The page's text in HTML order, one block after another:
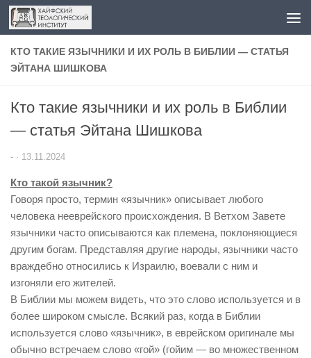
Перейти к содержимому
КТО ТАКИЕ ЯЗЫЧНИКИ И ИХ РОЛЬ В БИБЛИИ — СТАТЬЯ
ЭЙТАНА ШИШКОВА
Кто такие язычники и их роль в Библии
— статья Эйтана Шишкова
- · 13.11.2024
Кто такой язычник?
Говоря просто, термин «язычник» описывает любого
человека нееврейского происхождения. В Ветхом Завете
язычники часто описываются как племена, поклоняющиеся
другим богам. Представляя другие народы, язычники часто
враждебно относились к Израилю, воевали с ним и
изгоняли его жителей.
В Библии мы можем видеть, что это слово используется и в
более широком смысле. Всякий раз, когда в Библии
используется слово «язычник», в еврейском оригинале мы
обычно встречаем слово «гой» (гойим — во множественном